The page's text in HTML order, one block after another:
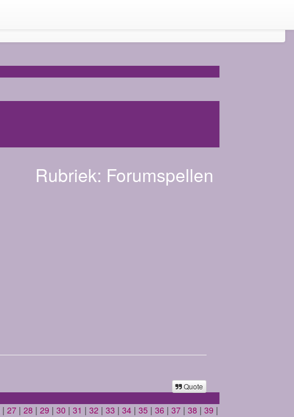
Rubriek: Forumspellen
Quote
| 27 | 28 | 29 | 30 | 31 | 32 | 33 | 34 | 35 | 36 | 37 | 38 | 39 |